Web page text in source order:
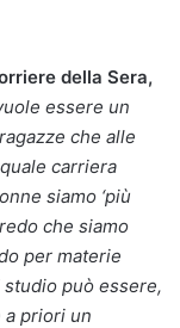
della Sera,
essere un
che alle
carriera
siamo ‘più
che siamo
per materie
può essere,
a priori un